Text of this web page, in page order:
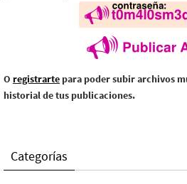
O registrarte para poder subir archivos
historial de tus publicaciones.
Categorías